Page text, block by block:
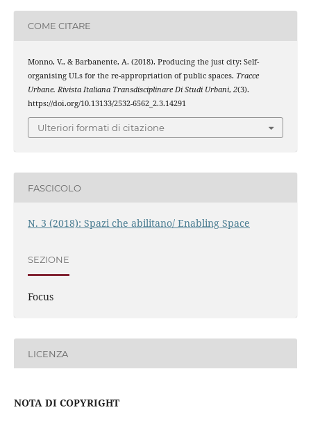
COME CITARE
Monno, V., & Barbanente, A. (2018). Producing the just city: Self-
organising ULs for the re-appropriation of public spaces. Tracce
Urbane. Rivista Italiana Transdisciplinare Di Studi Urbani, 2(3).
https://doi.org/10.13133/2532-6562_2.3.14291
Ulteriori formati di citazione
FASCICOLO
N. 3 (2018): Spazi che abilitano/ Enabling Space
SEZIONE
Focus
LICENZA
NOTA DI COPYRIGHT